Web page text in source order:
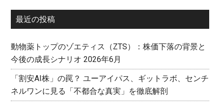
最近の投稿
動物薬トップのゾエティス（ZTS）：株価下落の背景と
今後の成長シナリオ 2026年6月
「割安AI株」の罠？ ユーアイパス、ギットラボ、センチ
ネルワンに見る「不都合な真実」を徹底解剖